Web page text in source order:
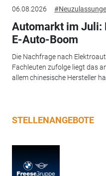
06.08.2026
Automarkt im Juli:
E-Auto-Boom
Die Nachfrage nach
Fachleuten zufolge liegt das
allem chinesische Hersteller
STELLENANGEBOTE